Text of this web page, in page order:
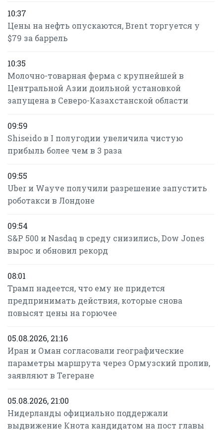
10:37
Цены на нефть опускаются, Brent торгуется у
$79 за баррель
10:35
Молочно-товарная ферма с крупнейшей в
Центральной Азии доильной установкой
запущена в Северо-Казахстанской области
09:59
Shiseido в I полугодии увеличила чистую
прибыль более чем в 3 раза
09:55
Uber и Wayve получили разрешение запустить
роботакси в Лондоне
09:54
S&P 500 и Nasdaq в среду снизились, Dow Jones
вырос и обновил рекорд
08:01
Трамп надеется, что ему не придется
предпринимать действия, которые снова
повысят цены на горючее
05.08.2026, 21:16
Иран и Оман согласовали географические
параметры маршрута через Ормузский пролив,
заявляют в Тегеране
05.08.2026, 21:00
Нидерланды официально поддержали
выдвижение Кнота кандидатом на пост главы